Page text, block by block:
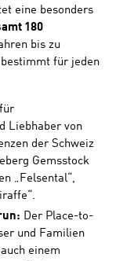
eine besonders
180
bis zu
für jeden
Liebhaber von
der Schweiz
Gemsstock
„Felsental“,
Der Place-to-
und Familien
einem